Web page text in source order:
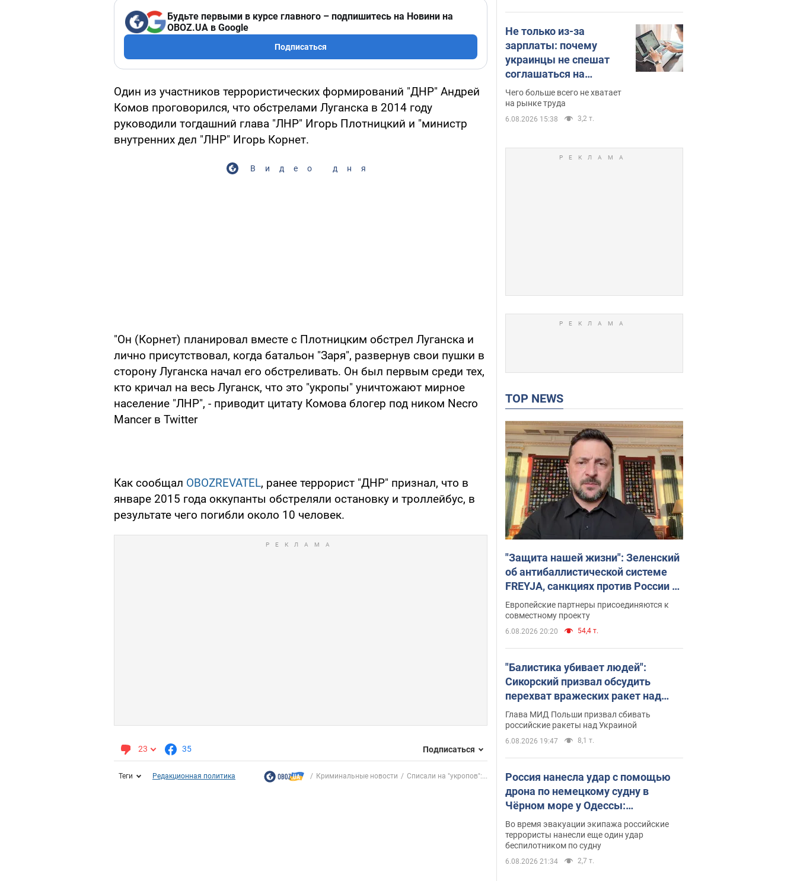
Будьте первыми в курсе главного – подпишитесь на Новини на
OBOZ.UA в Google
Подписаться
Один из участников террористических формирований "ДНР" Андрей
Комов проговорился, что обстрелами Луганска в 2014 году
руководили тогдашний глава "ЛНР" Игорь Плотницкий и "министр
внутренних дел "ЛНР" Игорь Корнет.
Видео дня
"Он (Корнет) планировал вместе с Плотницким обстрел Луганска и
лично присутствовал, когда батальон "Заря", развернув свои пушки в
сторону Луганска начал его обстреливать. Он был первым среди тех,
кто кричал на весь Луганск, что это "укропы" уничтожают мирное
население "ЛНР", - приводит цитату Комова блогер под ником Necro
Mancer в Twitter
Как сообщал OBOZREVATEL, ранее террорист "ДНР" признал, что в
январе 2015 года оккупанты обстреляли остановку и троллейбус, в
результате чего погибли около 10 человек.
23 35 Подписаться
Теги Редакционная политика Криминальные новости Списали на "укропов":...
Не только из-за
зарплаты: почему
украинцы не спешат
соглашаться на
вакансии
Чего больше всего не хватает
на рынке труда
6.08.2026 15:38 3,2 т.
TOP NEWS
"Защита нашей жизни": Зеленский
об антибаллистической системе
FREYJA, санкциях против России и
поддержке аграриев. Видео
Европейские партнеры присоединяются к
совместному проекту
6.08.2026 20:20 54,4 т.
"Балистика убивает людей":
Сикорский призвал обсудить
перехват вражеских ракет над
Украиной
Глава МИД Польши призвал сбивать
российские ракеты над Украиной
6.08.2026 19:47 8,1 т.
Россия нанесла удар с помощью
дрона по немецкому судну в
Чёрном море у Одессы:
подробности
Во время эвакуации экипажа российские
террористы нанесли еще один удар
беспилотником по судну
6.08.2026 21:34 2,7 т.